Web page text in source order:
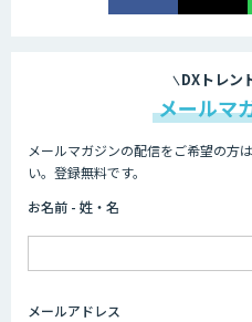
imprai
DXトレン
メールマ
メールマガジンの配信をご希望の方
い。登録無料です。
お名前 - 姓・名
メールアドレス